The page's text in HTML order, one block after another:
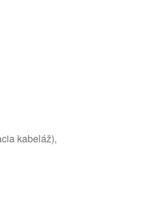
kabeláž),